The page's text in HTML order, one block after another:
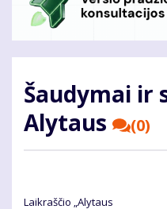
Šaudymai ir
Alytaus
(0)
Laikraščio „Alytaus